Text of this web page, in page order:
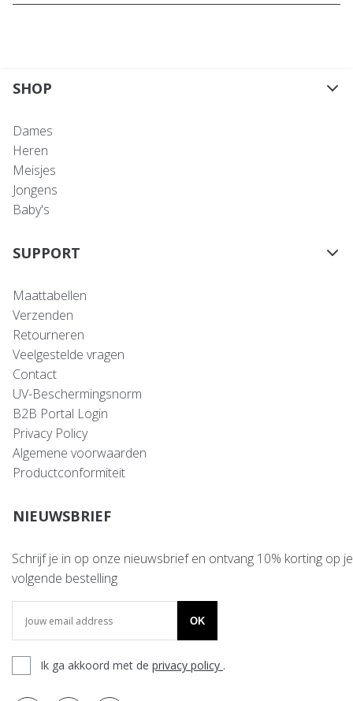
SHOP
Dames
Heren
Meisjes
Jongens
Baby's
SUPPORT
Maattabellen
Verzenden
Retourneren
Veelgestelde vragen
Contact
UV-Beschermingsnorm
B2B Portal Login
Privacy Policy
Algemene voorwaarden
Productconformiteit
NIEUWSBRIEF
Schrijf je in op onze nieuwsbrief en ontvang 10% korting op je
volgende bestelling
OK
Ik ga akkoord met de privacy policy .